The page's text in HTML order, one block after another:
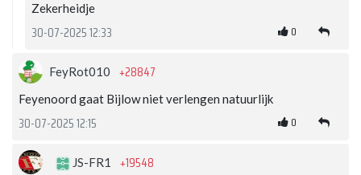
Zekerheidje
30-07-2025 12:33 0
FeyRot010 +28847
Feyenoord gaat Bijlow niet verlengen natuurlijk
30-07-2025 12:15 0
JS-FR1 +19548